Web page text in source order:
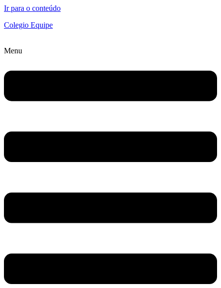
Ir para o conteúdo
Colegio Equipe
Menu